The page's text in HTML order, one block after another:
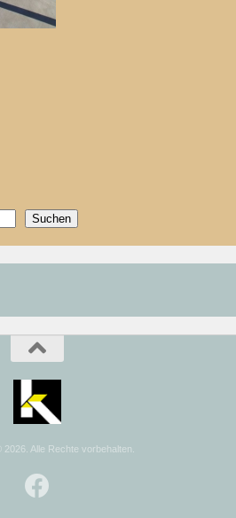
Suchen
Alle Rechte vorbehalten.